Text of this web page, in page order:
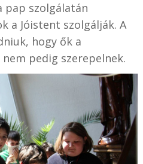
pap szolgálatán
a Jóistent szolgálják. A
hogy ők a
pedig szerepelnek.